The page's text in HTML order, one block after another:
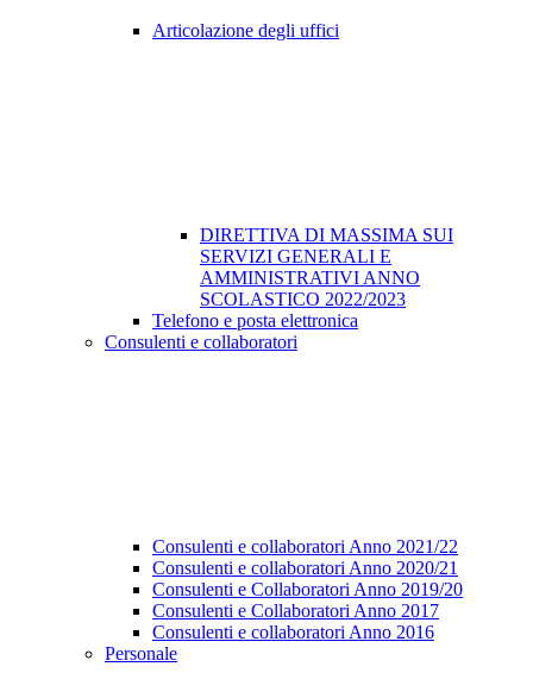
Articolazione degli uffici
DIRETTIVA DI MASSIMA SUI
SERVIZI GENERALI E
AMMINISTRATIVI ANNO
SCOLASTICO 2022/2023
Telefono e posta elettronica
Consulenti e collaboratori
Consulenti e collaboratori Anno 2021/22
Consulenti e collaboratori Anno 2020/21
Consulenti e Collaboratori Anno 2019/20
Consulenti e Collaboratori Anno 2017
Consulenti e collaboratori Anno 2016
Personale